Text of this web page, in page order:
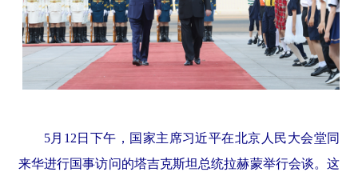
5月12日下午，国家主席习近平在北京人民大会堂同
来华进行国事访问的塔吉克斯坦总统拉赫蒙举行会谈。这